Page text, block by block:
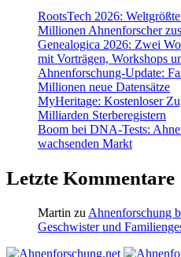
RootsTech 2026:
Millionen Ahnenforscher
Genealogica 2026: Zwei
mit Vorträgen, Workshops
Ahnenforschung-Update:
Millionen neue Datensätze
MyHeritage: Kostenloser
Milliarden Sterberegistern
Boom bei DNA-Tests:
wachsenden Markt
Letzte Kommentare
Martin zu Ahnenforschung
Geschwister und